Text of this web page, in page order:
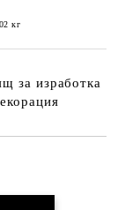
кг
за изработка